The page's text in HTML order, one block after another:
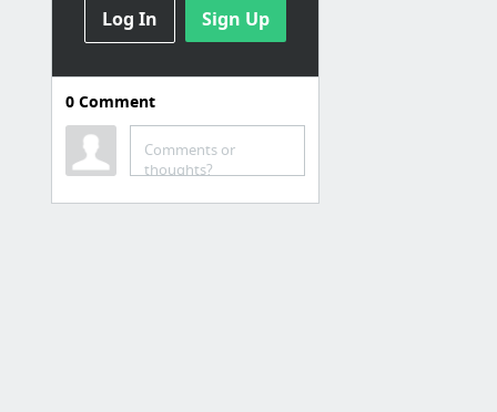
Log In Sign Up
Travel
Bookmarks / Панель закладок /
Travel
ECOLINES - Главная
0Comment
Comments or
thoughts?